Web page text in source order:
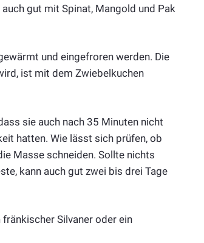
gut mit Spinat, Mangold und Pak
und eingefroren werden. Die
ist mit dem Zwiebelkuchen
sie auch nach 35 Minuten nicht
hatten. Wie lässt sich prüfen, ob
Masse schneiden. Sollte nichts
kann auch gut zwei bis drei Tage
Silvaner oder ein